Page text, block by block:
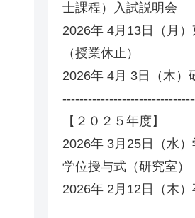
士課程）入試説明会
2026年 4月13日（月
（授業休止）
2026年 4月 3日（木）
【２０２５年度】
2026年 3月25日（水
学位授与式（研究室）
2026年 2月12日（木